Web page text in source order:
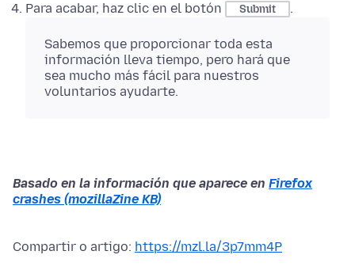
Para acabar, haz clic en el botón
Submit .
Sabemos que proporcionar toda esta
información lleva tiempo, pero hará que
sea mucho más fácil para nuestros
voluntarios ayudarte.
Basado en la información que aparece en Firefox
crashes (mozillaZine KB)
Compartir o artigo: https://mzl.la/3p7mm4P